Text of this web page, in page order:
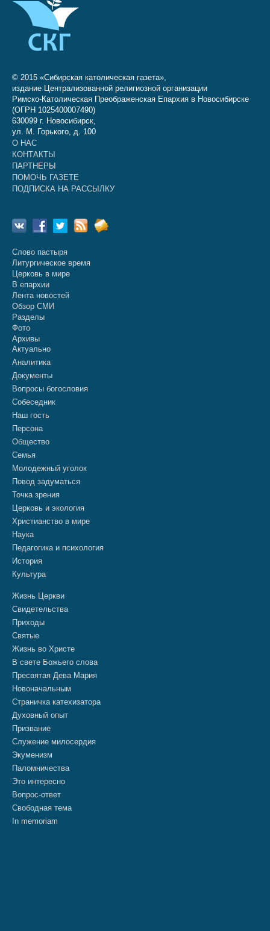
© 2015 «Сибирская католическая газета»,
издание Централизованной религиозной организации
Римско-Католическая Преображенская Епархия в Новосибирске
(ОГРН 1025400007490)
630099 г. Новосибирск,
ул. М. Горького, д. 100
О НАС
КОНТАКТЫ
ПАРТНЕРЫ
ПОМОЧЬ ГАЗЕТЕ
ПОДПИСКА НА РАССЫЛКУ
Слово пастыря
Литургическое время
Церковь в мире
В епархии
Лента новостей
Обзор СМИ
Разделы
Фото
Архивы
Актуально
Аналитика
Документы
Вопросы богословия
Собеседник
Наш гость
Персона
Общество
Семья
Молодежный уголок
Повод задуматься
Точка зрения
Церковь и экология
Христианство в мире
Наука
Педагогика и психология
История
Культура
Жизнь Церкви
Свидетельства
Приходы
Святые
Жизнь во Христе
В свете Божьего слова
Пресвятая Дева Мария
Новоначальным
Страничка катехизатора
Духовный опыт
Призвание
Служение милосердия
Экуменизм
Паломничества
Это интересно
Вопрос-ответ
Свободная тема
In memoriam